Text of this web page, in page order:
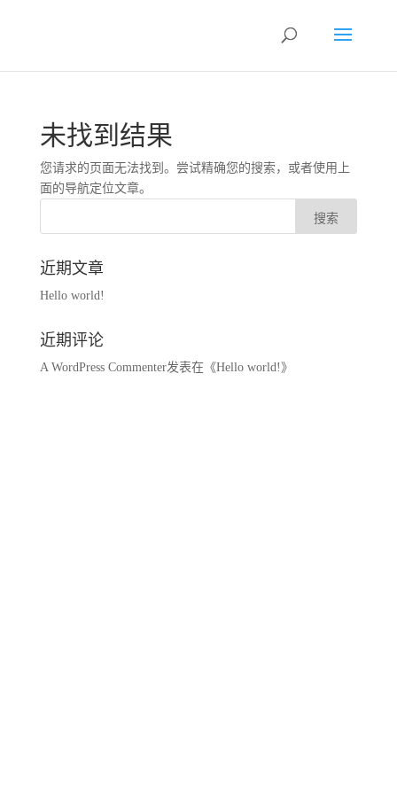
未找到结果
您请求的页面无法找到。尝试精确您的搜索，或者使用上
面的导航定位文章。
近期文章
Hello world!
近期评论
A WordPress Commenter发表在《Hello world! 》